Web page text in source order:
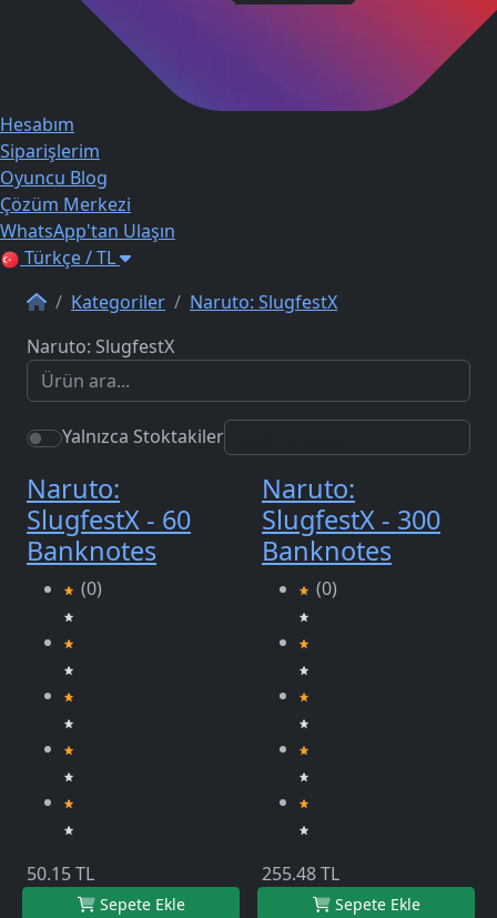
Hesabım
Siparişlerim
Oyuncu Blog
Çözüm Merkezi
WhatsApp'tan Ulaşın
Türkçe / TL
Kategoriler
Naruto: SlugfestX
Naruto: SlugfestX
Yalnızca Stoktakiler
Naruto:
SlugfestX - 60
Banknotes
(0)
50.15 TL
Sepete Ekle
Naruto:
SlugfestX - 300
Banknotes
(0)
255.48 TL
Sepete Ekle